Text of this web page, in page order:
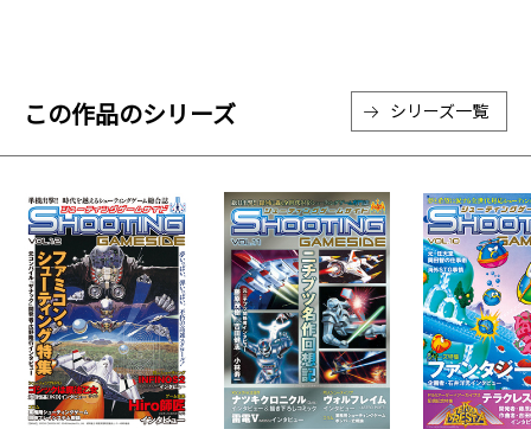
この作品のシリーズ シリーズ一覧